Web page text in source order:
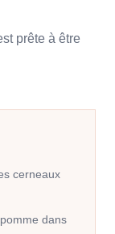
prête à être
cerneaux
dans